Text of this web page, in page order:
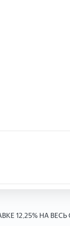
12,25% НА ВЕСЬ